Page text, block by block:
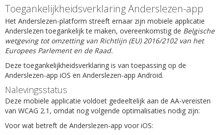
Toegankelijkheidsverklaring Anderslezen-app
Het Anderslezen-platform streeft ernaar zijn mobiele applicatie
Anderslezen toegankelijk te maken, overeenkomstig de Belgische
wetgeving tot omzetting van Richtlijn (EU) 2016/2102 van het
Europees Parlement en de Raad.
Deze toegankelijkheidsverklaring is van toepassing op de
Anderslezen-app iOS en Anderslezen-app Android.
Nalevingsstatus
Deze mobiele applicatie voldoet gedeeltelijk aan de AA-vereisten
van WCAG 2.1, omdat nog volgende optimalisaties nodig zijn:
Voor wat betreft de Anderslezen-app voor iOS: